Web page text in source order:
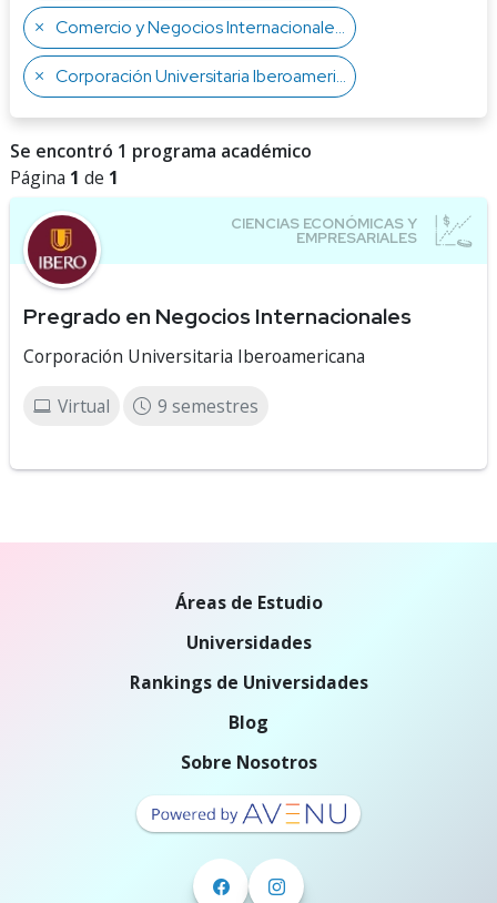
Comercio y Negocios Internacionales
Corporación Universitaria Iberoamericana
Se encontró 1 programa académico
Página 1 de 1
Pregrado en Negocios Internacionales
Corporación Universitaria Iberoamericana
Virtual 9 semestres
Áreas de Estudio
Universidades
Rankings de Universidades
Blog
Sobre Nosotros